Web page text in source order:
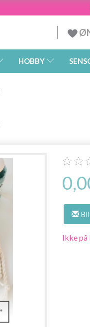
HOBBY
Ikke på